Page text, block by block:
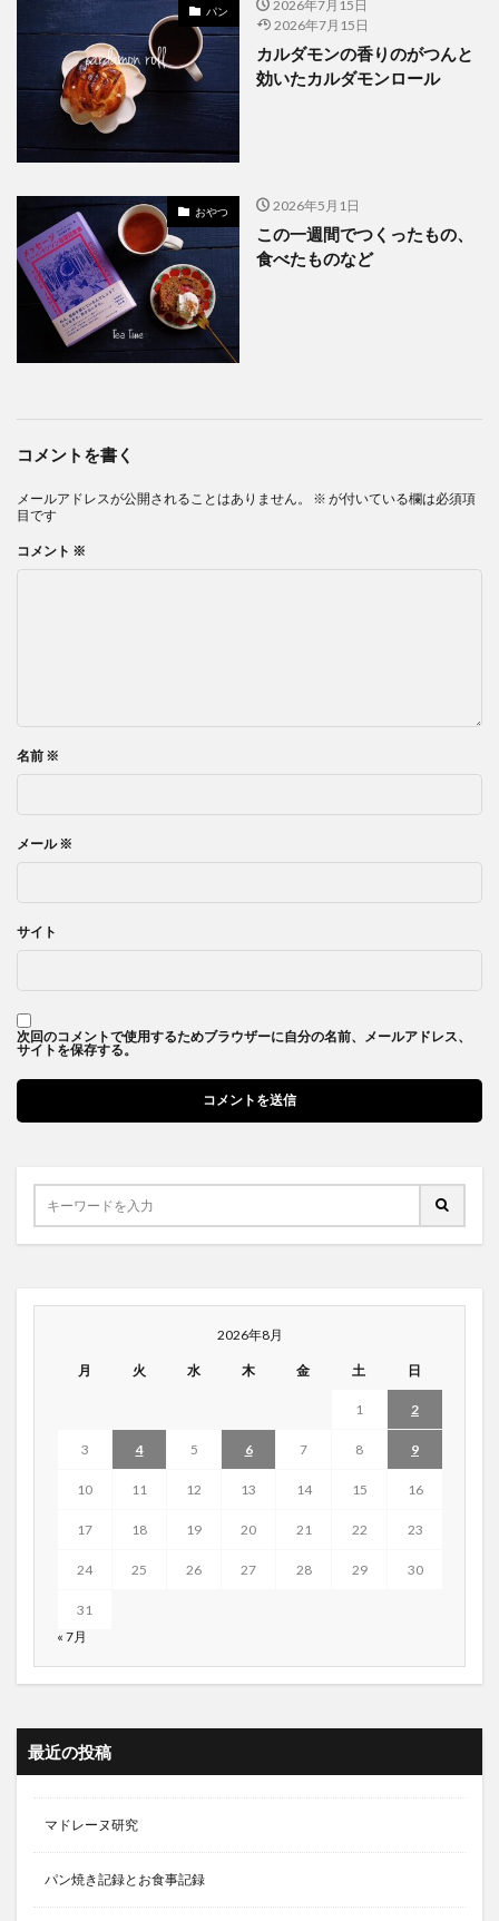
パン
2026年7月15日
2026年7月15日
カルダモンの香りのがつんと
効いたカルダモンロール
おやつ 2026年5月1日
この一週間でつくったもの、
食べたものなど
コメントを書く
メールアドレスが公開されることはありません。 ※ が付いている欄は必須項
目です
コメント ※
名前 ※
メール※
サイト
次回のコメントで使用するためブラウザーに自分の名前、メールアドレス、
サイトを保存する。
2026年8月
月 火 水 木 金 土 日
1 2
3 4 5 6 7 8 9
10 11 12 13 14 15 16
17 18 19 20 21 22 23
24 25 26 27 28 29 30
31
« 7月
最近の投稿
マドレーヌ研究
パン焼き記録とお食事記録